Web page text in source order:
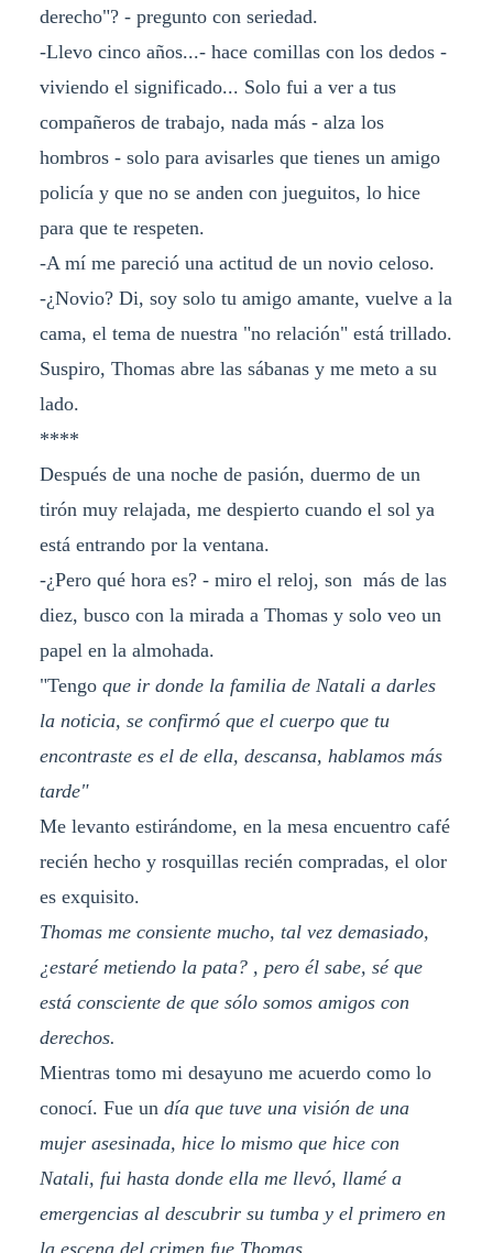
derecho"? - pregunto con seriedad.
-Llevo cinco años...- hace comillas con los dedos -
viviendo el significado... Solo fui a ver a tus
compañeros de trabajo, nada más - alza los
hombros - solo para avisarles que tienes un amigo
policía y que no se anden con jueguitos, lo hice
para que te respeten.
-A mí me pareció una actitud de un novio celoso.
-¿Novio? Di, soy solo tu amigo amante, vuelve a la
cama, el tema de nuestra "no relación" está trillado.
Suspiro, Thomas abre las sábanas y me meto a su
lado.
****
Después de una noche de pasión, duermo de un
tirón muy relajada, me despierto cuando el sol ya
está entrando por la ventana.
-¿Pero qué hora es? - miro el reloj, son más de las
diez, busco con la mirada a Thomas y solo veo un
papel en la almohada.
"Tengoque ir donde la familia de Natali a darles
la noticia, se confirmó que el cuerpo que tu
encontraste es el de ella, descansa, hablamos más
tarde"
Me levanto estirándome, en la mesa encuentro café
recién hecho y rosquillas recién compradas, el olor
es exquisito.
Thomas me consiente mucho, tal vez demasiado,
¿estaré metiendo la pata? , pero él sabe, sé que
está consciente de que sólo somos amigos con
derechos.
Mientras tomo mi desayuno me acuerdo como lo
conocí. Fue un día que tuve una visión de una
mujer asesinada, hice lo mismo que hice con
Natali, fui hasta donde ella me llevó, llamé a
emergencias al descubrir su tumba y el primero en
la escena del crimen fue Thomas.